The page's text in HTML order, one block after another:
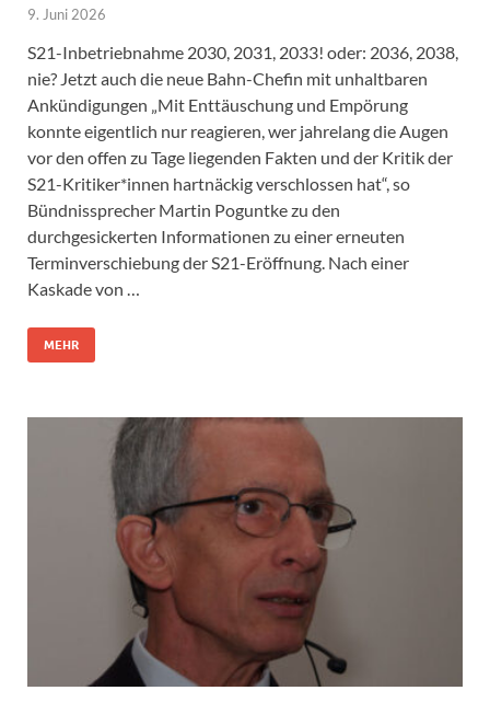
9. Juni 2026
S21-Inbetriebnahme 2030, 2031, 2033! oder: 2036, 2038,
nie? Jetzt auch die neue Bahn-Chefin mit unhaltbaren
Ankündigungen „Mit Enttäuschung und Empörung
konnte eigentlich nur reagieren, wer jahrelang die Augen
vor den offen zu Tage liegenden Fakten und der Kritik der
S21-Kritiker*innen hartnäckig verschlossen hat“, so
Bündnissprecher Martin Poguntke zu den
durchgesickerten Informationen zu einer erneuten
Terminverschiebung der S21-Eröffnung. Nach einer
Kaskade von …
MEHR